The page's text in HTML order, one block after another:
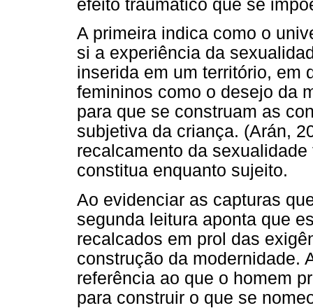
efeito traumático que se
A primeira indica como o
si a experiência da
inserida em um território, em
femininos como o desejo da
para que se construam as
subjetiva da criança. (Arán,
recalcamento da
constitua enquanto sujeito.
Ao evidenciar as capturas
segunda leitura aponta que
recalcados em prol das
construção da modernidade.
referência ao que o homem
para construir o que se